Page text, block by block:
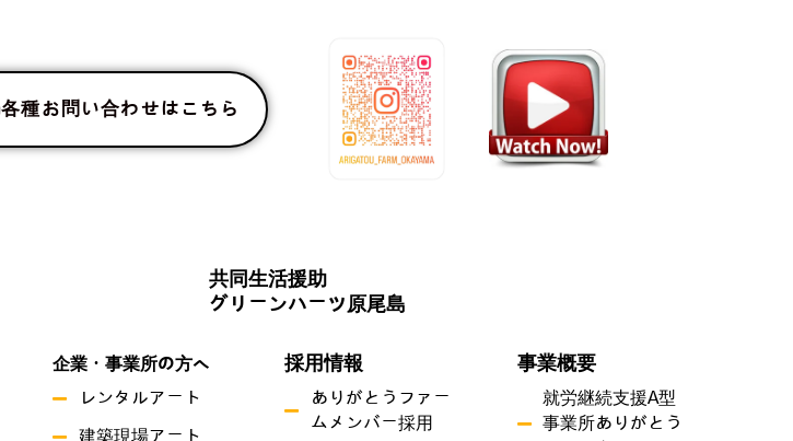
各種お問い合わせはこちら
共同生活援助
グリーンハーツ原尾島
企業・事業所の方へ
レンタルアート
建築現場アート
採用情報
ありがとうファー
ムメンバー採用
事業概要
就労継続支援A型
事業所ありがとう